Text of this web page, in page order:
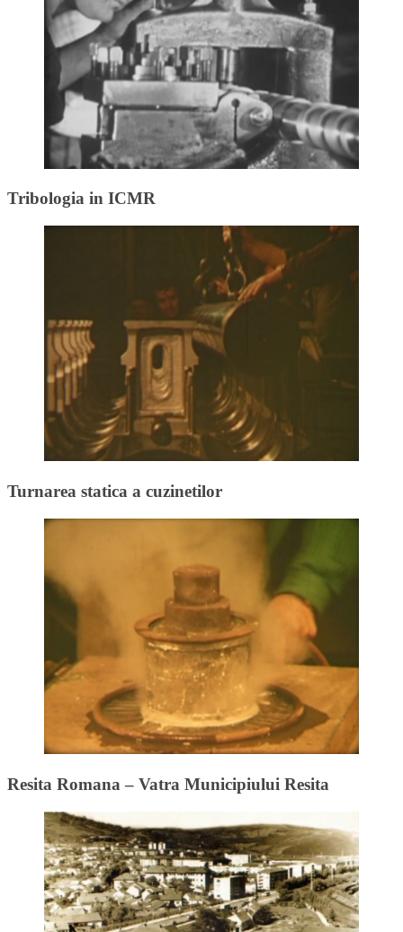
Tribologia in ICMR
Turnarea statica a cuzinetilor
Resita Romana – Vatra Municipiului Resita